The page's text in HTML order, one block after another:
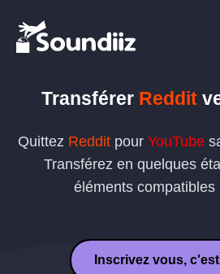
Transférer Reddit
Quittez Redditpour YouTube
Transférez en quelques
éléments compatibles
Inscrivez vous,